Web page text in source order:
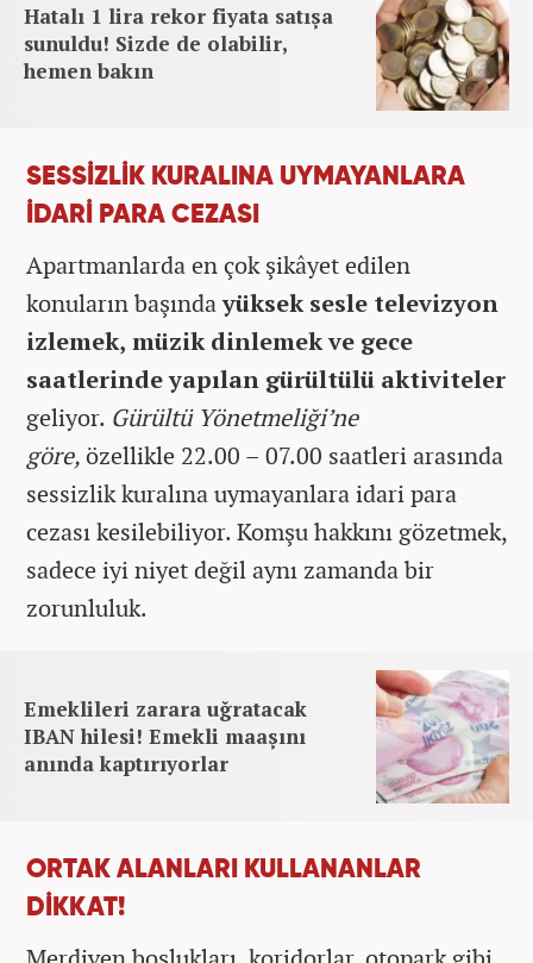
Hatalı 1 lira rekor fiyata satışa
sunuldu! Sizde de olabilir,
hemen bakın
SESSİZLİK KURALINA UYMAYANLARA
İDARİ PARA CEZASI
Apartmanlarda en çok şikâyet edilen
konuların başındayüksek sesle televizyon
izlemek, müzik dinlemek ve gece
saatlerinde yapılan gürültülü aktiviteler
geliyor. Gürültü Yönetmeliği’ne
göre,özellikle 22.00 – 07.00 saatleri arasında
sessizlik kuralına uymayanlara idari para
cezası kesilebiliyor. Komşu hakkını gözetmek,
sadece iyi niyet değil aynı zamanda bir
zorunluluk.
Emeklileri zarara uğratacak
IBAN hilesi! Emekli maaşını
anında kaptırıyorlar
ORTAK ALANLARI KULLANANLAR
DİKKAT!